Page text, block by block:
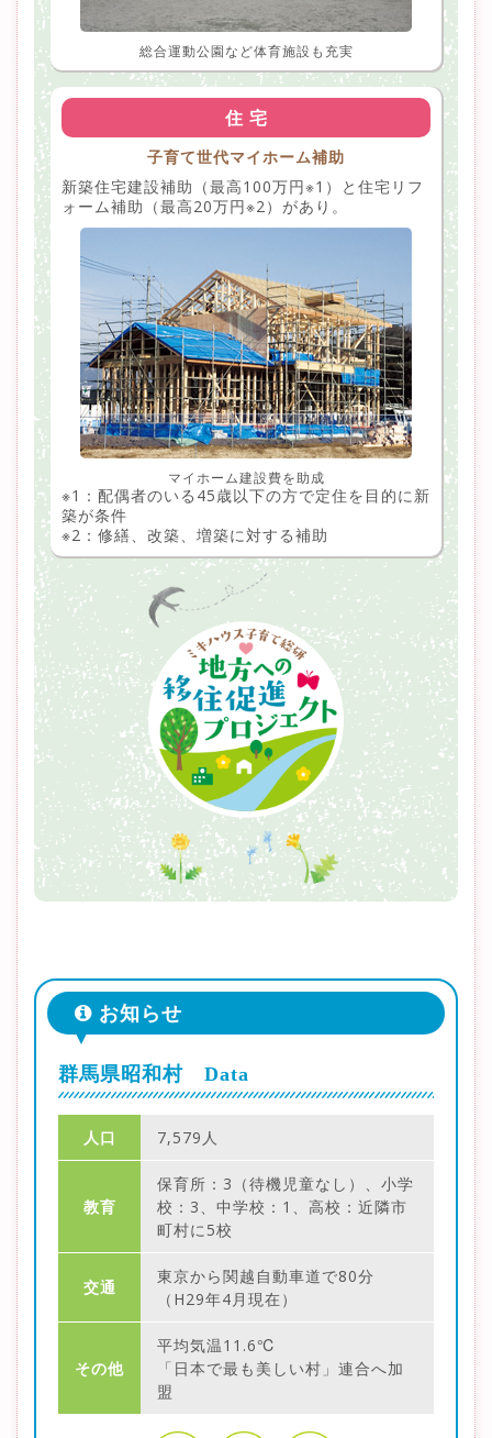
総合運動公園など体育施設も充実
住 宅
子育て世代マイホーム補助
新築住宅建設補助（最高100万円※1）と住宅リフ
ォーム補助（最高20万円※2）があり。
マイホーム建設費を助成
※1：配偶者のいる45歳以下の方で定住を目的に新
築が条件
※2：修繕、改築、増築に対する補助
お知らせ
群馬県昭和村 Data
人口 7,579人
教育
保育所：3（待機児童なし）、小学
校：3、中学校：1、高校：近隣市
町村に5校
交通
東京から関越自動車道で80分
（H29年4月現在）
その他
平均気温11.6℃
「日本で最も美しい村」連合へ加
盟